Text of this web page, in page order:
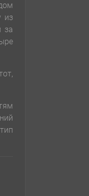
из
за